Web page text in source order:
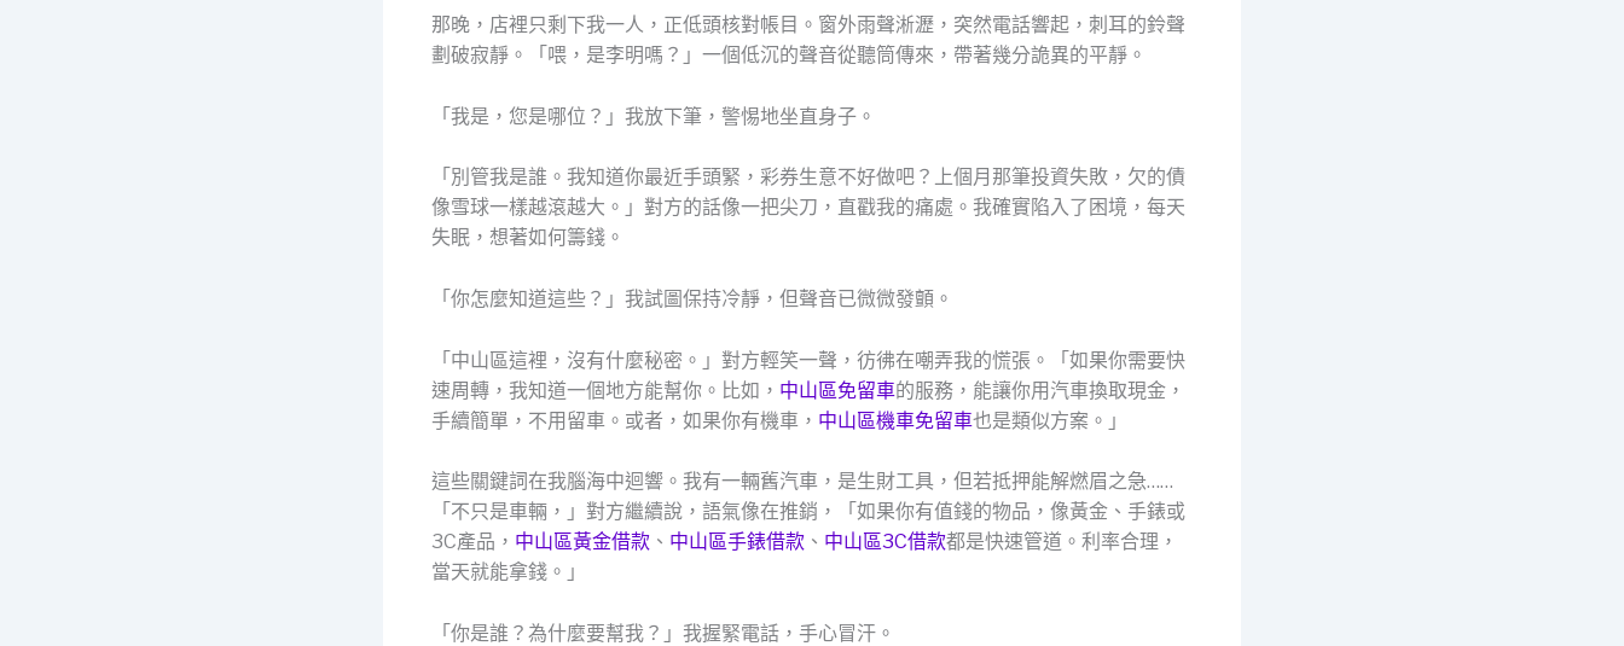
那晚，店裡只剩下我一人，正低頭核對帳目。窗外雨聲淅瀝，突然電話響起，刺耳的鈴聲
劃破寂靜。「喂，是李明嗎？」一個低沉的聲音從聽筒傳來，帶著幾分詭異的平靜。
「我是，您是哪位？」我放下筆，警惕地坐直身子。
「別管我是誰。我知道你最近手頭緊，彩券生意不好做吧？上個月那筆投資失敗，欠的債
像雪球一樣越滾越大。」對方的話像一把尖刀，直戳我的痛處。我確實陷入了困境，每天
失眠，想著如何籌錢。
「你怎麼知道這些？」我試圖保持冷靜，但聲音已微微發顫。
「中山區這裡，沒有什麼秘密。」對方輕笑一聲，彷彿在嘲弄我的慌張。「如果你需要快
速周轉，我知道一個地方能幫你。比如， 中山區免留車的服務，能讓你用汽車換取現金，
手續簡單，不用留車。或者，如果你有機車， 中山區機車免留車也是類似方案。」
這些關鍵詞在我腦海中迴響。我有一輛舊汽車，是生財工具，但若抵押能解燃眉之急……
「不只是車輛，」對方繼續說，語氣像在推銷，「如果你有值錢的物品，像黃金、手錶或
3C產品， 中山區黃金借款 、 中山區手錶借款 、 中山區3C借款都是快速管道。利率合理，
當天就能拿錢。」
「你是誰？為什麼要幫我？」我握緊電話，手心冒汗。